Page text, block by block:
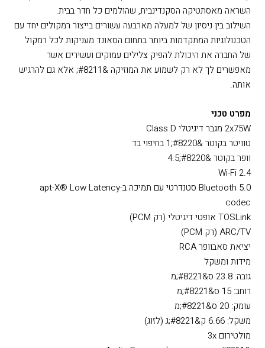
חברת Audio Pro נוסדה בשנת 1978 בשוודיה כחברה המתמחה בייצור
רמקולים מוגברים ייחודיים.
קו המוצרים של Audio Pro מציע מגוון עיצובים מקוריים אשר לוקחים
השראה מאסתטיקה הסקנדינבית, שהולמים כל חדר בבית.
השילוב בין ניסיון של למעלה מארבעה עשורים בייצור רמקולים יחד עם
הטכנולוגיות המתקדמות ביותר בתחום הסאונד מעניקות לכל רמקול
אותה.
מפרט טכני
2x75W מגבר דיגיטלי Class D
טוויטר בקוטר &#8220;1 בחיפוי בד
וופר בקוטר &#8220;4.5
Wi-Fi 2.4
codec
TOSLink אופטי דיגיטלי (רק PCM)
ARC/TV (רק PCM)
יציאת סאבוופר RCA
מידות ומשקל
גובה: 23.8 ס&#8221;מ
רוחב: 15 ס&#8221;מ